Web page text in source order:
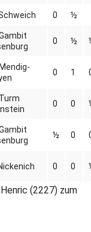
0 ½
0 ½
0 1
0 0
½ 0
0 0
(2227) zum